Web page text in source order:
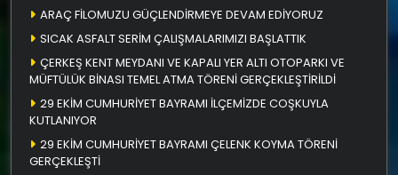
ARAÇ FİLOMUZU GÜÇLENDİRMEYE DEVAM EDİYORUZ
SICAK ASFALT SERİM ÇALIŞMALARIMIZI BAŞLATTIK
ÇERKEŞ KENT MEYDANI VE KAPALI YER ALTI OTOPARKI VE
MÜFTÜLÜK BİNASI TEMEL ATMA TÖRENİ GERÇEKLEŞTİRİLDİ
29 EKİM CUMHURİYET BAYRAMI İLÇEMİZDE COŞKUYLA
KUTLANIYOR
29 EKİM CUMHURİYET BAYRAMI ÇELENK KOYMA TÖRENİ
GERÇEKLEŞTİ